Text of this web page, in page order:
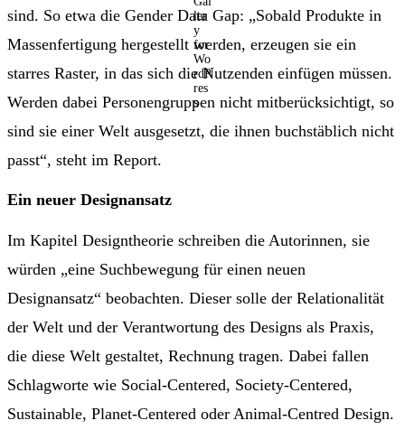
sind. So etwa die Gender Data Gap: „Sobald Produkte in
Massenfertigung hergestellt werden, erzeugen sie ein
starres Raster, in das sich die Nutzenden einfügen müssen.
Werden dabei Personengruppen nicht mitberücksichtigt, so
sind sie einer Welt ausgesetzt, die ihnen buchstäblich nicht
passt“, steht im Report.
Ein neuer Designansatz
Im Kapitel Designtheorie schreiben die Autorinnen, sie
würden „eine Suchbewegung für einen neuen
Designansatz“ beobachten. Dieser solle der Relationalität
der Welt und der Verantwortung des Designs als Praxis,
die diese Welt gestaltet, Rechnung tragen. Dabei fallen
Schlagworte wie Social-Centered, Society-Centered,
Sustainable, Planet-Centered oder Animal-Centred Design.